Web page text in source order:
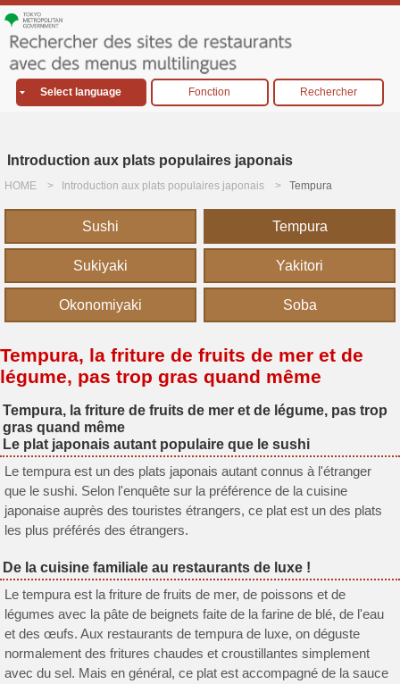
Select language Fonction Rechercher
Introduction aux plats populaires japonais
HOME Introduction aux plats populaires japonais Tempura
Sushi Tempura
Sukiyaki Yakitori
Okonomiyaki Soba
Tempura, la friture de fruits de mer et de
légume, pas trop gras quand même
Tempura, la friture de fruits de mer et de légume, pas trop
gras quand même
Le plat japonais autant populaire que le sushi
Le tempura est un des plats japonais autant connus à l'étranger
que le sushi. Selon l'enquête sur la préférence de la cuisine
japonaise auprès des touristes étrangers, ce plat est un des plats
les plus préférés des étrangers.
De la cuisine familiale au restaurants de luxe !
Le tempura est la friture de fruits de mer, de poissons et de
légumes avec la pâte de beignets faite de la farine de blé, de l'eau
et des œufs. Aux restaurants de tempura de luxe, on déguste
normalement des fritures chaudes et croustillantes simplement
avec du sel. Mais en général, ce plat est accompagné de la sauce